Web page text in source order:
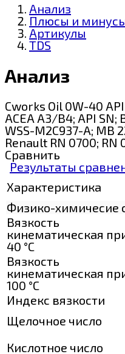
Анализ
Плюсы и
Артикулы
TDS
Анализ
Cworks Oil 0W-40
ACEA A3/B4; API
WSS-M2C937-A; MB
Renault RN 0700; RN
Сравнить
Результаты
Характеристика
Физико-химичесие
Вязкость
кинематическая
40 °С
Вязкость
кинематическая
100 °С
Индекс вязкости
Щелочное число
Кислотное число